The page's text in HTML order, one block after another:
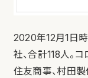
2020年12月1日
社、合計118人。
住友商事、村田